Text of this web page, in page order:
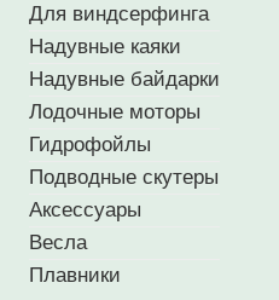
Для виндсерфинга
Надувные каяки
Надувные байдарки
Лодочные моторы
Гидрофойлы
Подводные скутеры
Аксессуары
Весла
Плавники